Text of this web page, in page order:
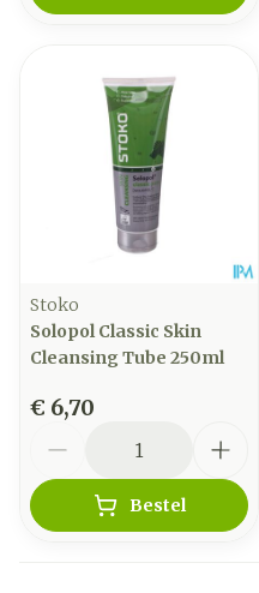
Stoko
Solopol Classic Skin
Cleansing Tube 250ml
€ 6,70
Bestel